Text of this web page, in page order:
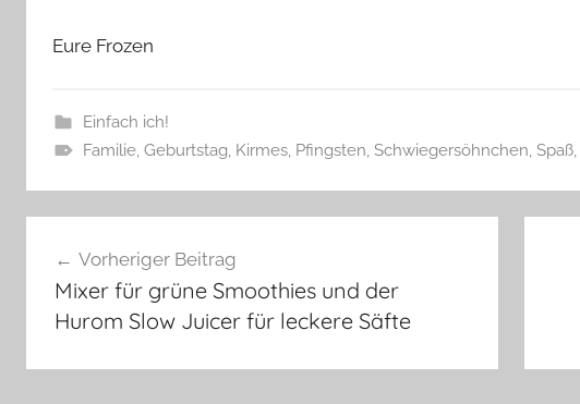
Eure Frozen
Einfach ich!
Familie, Geburtstag, Kirmes, Pfingsten, Schwiegersöhnchen, Spaß,
Vorheriger Beitrag
Mixer für grüne Smoothies und der
Hurom Slow Juicer für leckere Säfte